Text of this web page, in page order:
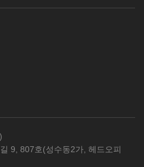
)
9, 807호(성수동2가, 헤드오피